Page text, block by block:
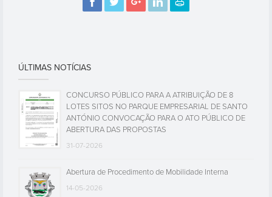
ÚLTIMAS NOTÍCIAS
CONCURSO PÚBLICO PARA A ATRIBUIÇÃO DE 8
LOTES SITOS NO PARQUE EMPRESARIAL DE SANTO
ANTÓNIO CONVOCAÇÃO PARA O ATO PÚBLICO DE
ABERTURA DAS PROPOSTAS
31-07-2026
Abertura de Procedimento de Mobilidade Interna
14-05-2026